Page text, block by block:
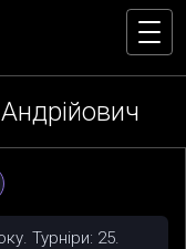
Турніри: 25.